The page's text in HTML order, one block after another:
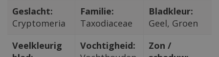
Geslacht:
Cryptomeria
Familie:
Taxodiaceae
Bladkleur:
Geel, Groen
Veelkleurig
Vochtigheid:
Zon /